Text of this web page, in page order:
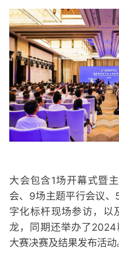
大会包含1场开幕式暨
会、9场主题平行会议
字化标杆现场参访，以
龙，同期还举办了
大赛决赛及结果发布活动